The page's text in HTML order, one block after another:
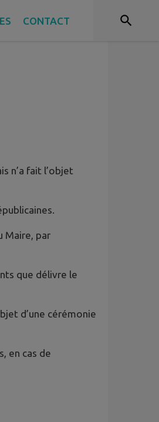
CONTACT
n’a fait l’objet
Maire, par
que délivre le
d’une cérémonie
en cas de